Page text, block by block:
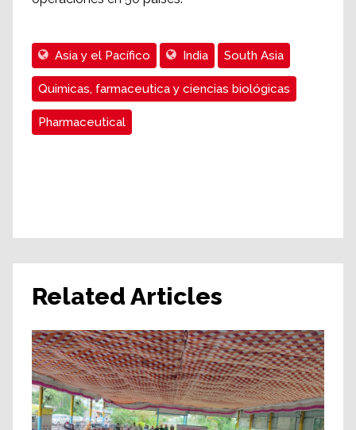
Asia y el Pacífico India South Asia
Quimicas, farmaceutica y ciencias biológicas
Pharmaceutical
Related Articles